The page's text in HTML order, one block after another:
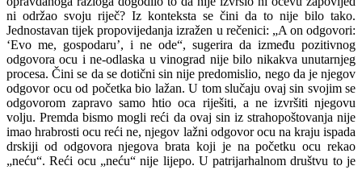
ni održao svoju riječ? Iz konteksta se čini da to nije bilo tako.
Jednostavan tijek propovijedanja izražen u rečenici: „A on odgovori:
‘Evo me, gospodaru’, i ne ode“, sugerira da između pozitivnog
odgovora ocu i ne-odlaska u vinograd nije bilo nikakva unutarnjeg
procesa. Čini se da se dotični sin nije predomislio, nego da je njegov
odgovor ocu od početka bio lažan. U tom slučaju ovaj sin svojim se
odgovorom zapravo samo htio oca riješiti, a ne izvršiti njegovu
volju. Premda bismo mogli reći da ovaj sin iz strahopoštovanja nije
imao hrabrosti ocu reći ne, njegov lažni odgovor ocu na kraju ispada
drskiji od odgovora njegova brata koji je na početku ocu rekao
„neću“. Reći ocu „neću“ nije lijepo. U patrijarhalnom društvu to je